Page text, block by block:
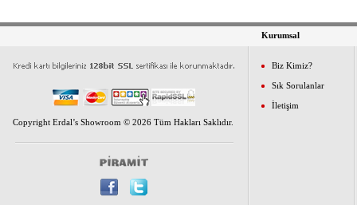
Copyright Erdal’s Showroom © 2026 Tüm Hakları Saklıdır.
Kurumsal
Biz Kimiz?
Sık Sorulanlar
İletişim